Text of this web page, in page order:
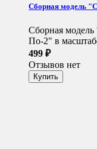
Сборная модель
Сборная
По-2" в
499 ₽
Отзывов нет